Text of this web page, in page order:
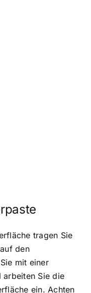
tragen Sie
den
mit einer
arbeiten Sie die
ein. Achten